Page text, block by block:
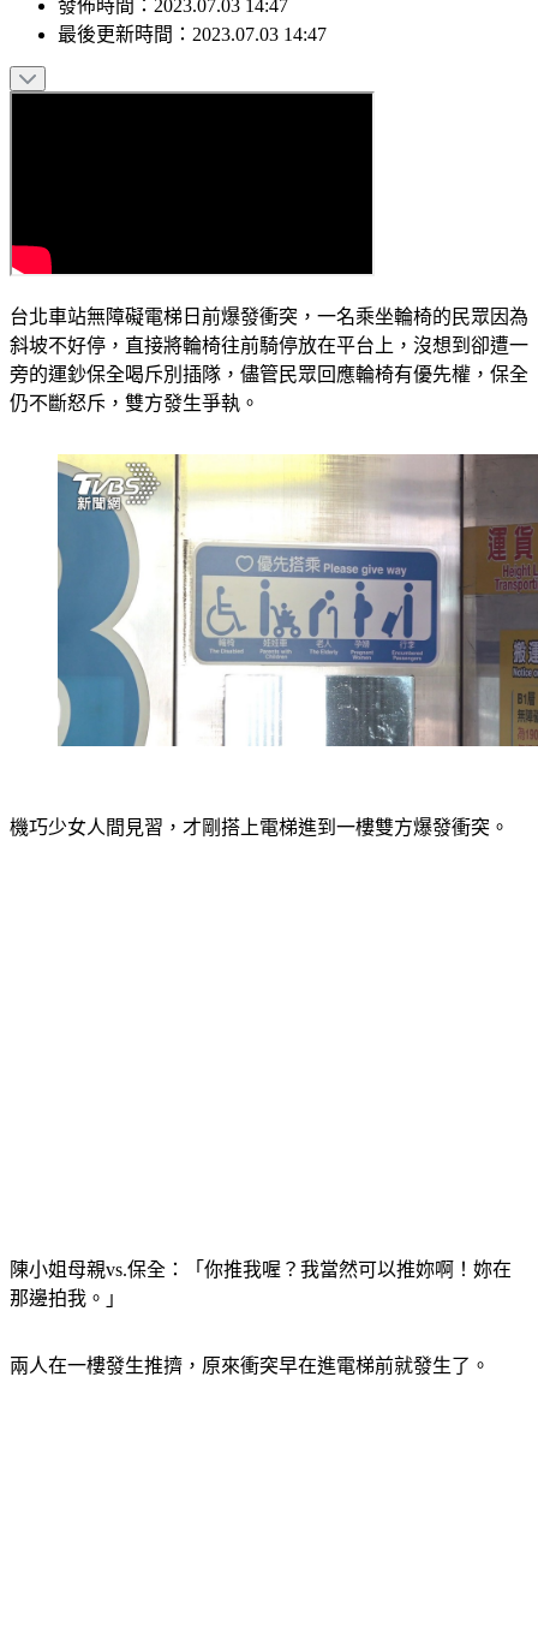
發佈時間： 2023.07.03 14:47
最後更新時間： 2023.07.03 14:47
台北車站無障礙電梯日前爆發衝突，一名乘坐輪椅的民眾因為
斜坡不好停，直接將輪椅往前騎停放在平台上，沒想到卻遭一
旁的運鈔保全喝斥別插隊，儘管民眾回應輪椅有優先權，保全
仍不斷怒斥，雙方發生爭執。
機巧少女人間見習，才剛搭上電梯進到一樓雙方爆發衝突。
陳小姐母親vs.保全：「你推我喔？我當然可以推妳啊！妳在
那邊拍我。」
兩人在一樓發生推擠，原來衝突早在進電梯前就發生了。